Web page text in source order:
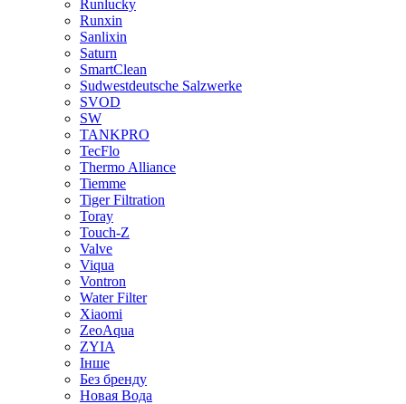
Runlucky
Runxin
Sanlixin
Saturn
SmartClean
Sudwestdeutsche Salzwerke
SVOD
SW
TANKPRO
TecFlo
Thermo Alliance
Tiemme
Tiger Filtration
Toray
Touch-Z
Valve
Viqua
Vontron
Water Filter
Xiaomi
ZeoAqua
ZYIA
Інше
Без бренду
Новая Вода